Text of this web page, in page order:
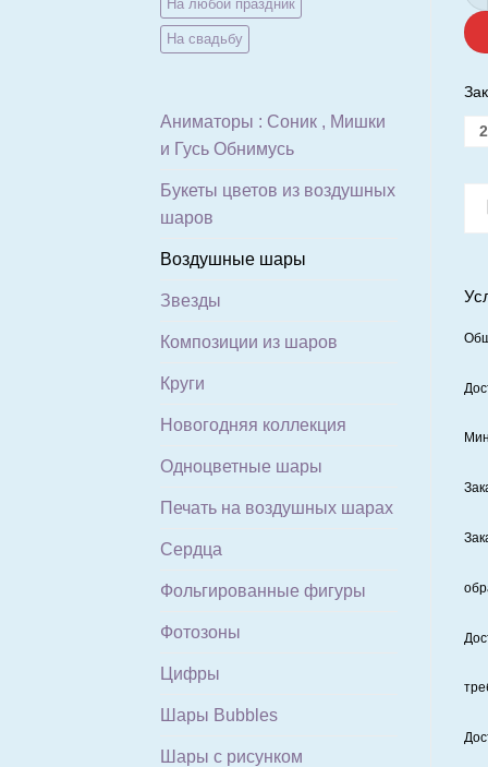
На любой праздник
На свадьбу
Аниматоры : Соник , Мишки
и Гусь Обнимусь
Букеты цветов из воздушных
шаров
Воздушные шары
Звезды
Композиции из шаров
Круги
Новогодняя коллекция
Одноцветные шары
Печать на воздушных шарах
Сердца
Фольгированные фигуры
Фотозоны
Цифры
Шары Bubbles
Шары с рисунком